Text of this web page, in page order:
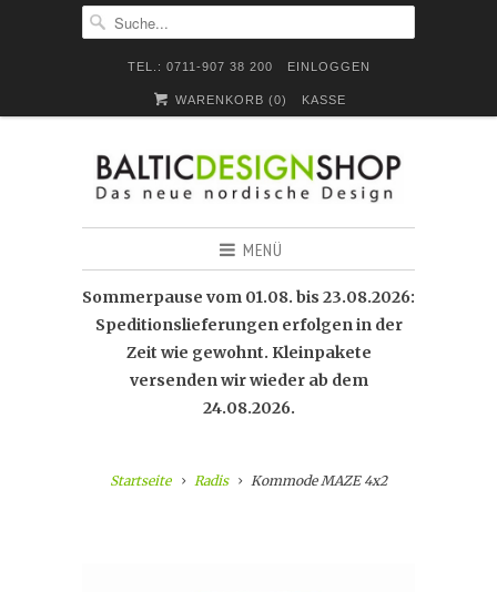
TEL.: 0711-907 38 200 EINLOGGEN
WARENKORB (0) KASSE
MENÜ
Sommerpause vom 01.08. bis 23.08.2026:
Speditionslieferungen erfolgen in der
Zeit wie gewohnt. Kleinpakete
versenden wir wieder ab dem
24.08.2026.
Startseite Radis Kommode MAZE 4x2